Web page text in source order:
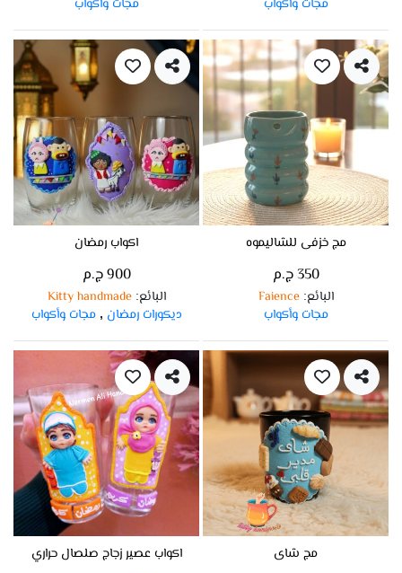
مجات وأكواب
مجات وأكواب
مج خزفى للشاليموه
350 ج.م
البائع:
Faience
مجات وأكواب
اكواب رمضان
900 ج.م
البائع:
Kitty handmade
ديكورات رمضان ,مجات وأكواب
مج شاى اكواب عصير زجاج صلصال حراري